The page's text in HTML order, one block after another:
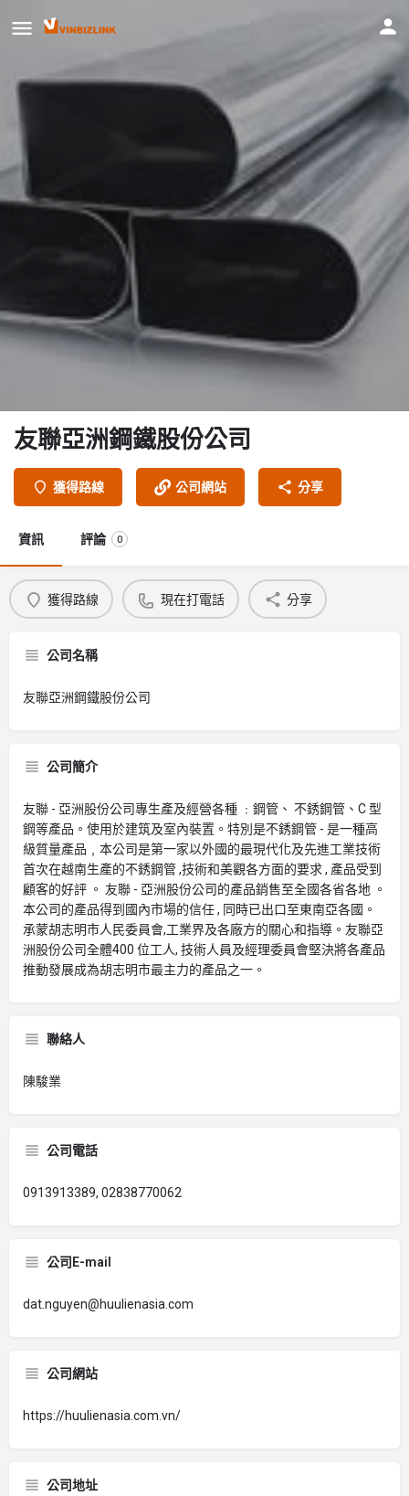
友聯亞洲鋼鐵股份公司
獲得路線 公司網站 分享
資訊 評論 0
獲得路線 現在打電話 分享
公司名稱
友聯亞洲鋼鐵股份公司
公司簡介
友聯 - 亞洲股份公司專生產及經營各種 ﹕鋼管、 不銹鋼管、C 型
鋼等產品。使用於建筑及室內裝置。特別是不銹鋼管 - 是一種高
級質量產品﹐本公司是第一家以外國的最現代化及先進工業技術
首次在越南生產的不銹鋼管 ,技術和美觀各方面的要求 , 產品受到
顧客的好評 。 友聯 - 亞洲股份公司的產品銷售至全國各省各地 。
本公司的產品得到國內市場的信任 , 同時已出口至東南亞各國。
承蒙胡志明市人民委員會,工業界及各廠方的關心和指導。友聯亞
洲股份公司全體400 位工人, 技術人員及經理委員會堅決將各產品
推動發展成為胡志明市最主力的產品之一。
聯絡人
陳駿業
公司電話
0913913389, 02838770062
公司E-mail
dat.nguyen@huulienasia.com
公司網站
https://huulienasia.com.vn/
公司地址